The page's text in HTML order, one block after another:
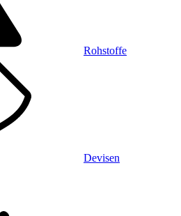
Rohstoffe
Devisen